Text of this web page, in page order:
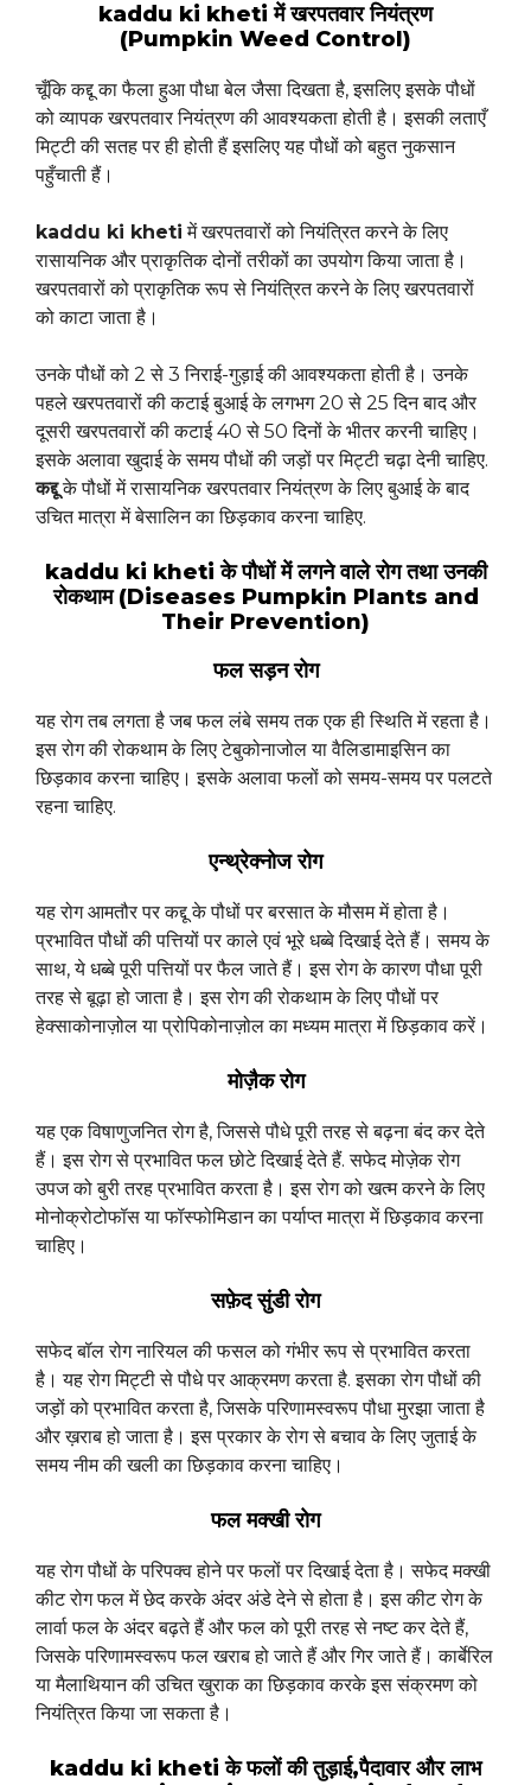
kaddu ki kheti में खरपतवार नियंत्रण
(Pumpkin Weed Control)
चूँकि कद्दू का फैला हुआ पौधा बेल जैसा दिखता है, इसलिए इसके पौधों
को व्यापक खरपतवार नियंत्रण की आवश्यकता होती है। इसकी लताएँ
मिट्टी की सतह पर ही होती हैं इसलिए यह पौधों को बहुत नुकसान
पहुँचाती हैं।
kaddu ki kheti में खरपतवारों को नियंत्रित करने के लिए
रासायनिक और प्राकृतिक दोनों तरीकों का उपयोग किया जाता है।
खरपतवारों को प्राकृतिक रूप से नियंत्रित करने के लिए खरपतवारों
को काटा जाता है।
उनके पौधों को 2 से 3 निराई-गुड़ाई की आवश्यकता होती है। उनके
पहले खरपतवारों की कटाई बुआई के लगभग 20 से 25 दिन बाद और
दूसरी खरपतवारों की कटाई 40 से 50 दिनों के भीतर करनी चाहिए।
इसके अलावा खुदाई के समय पौधों की जड़ों पर मिट्टी चढ़ा देनी चाहिए.
कद्दूके पौधों में रासायनिक खरपतवार नियंत्रण के लिए बुआई के बाद
उचित मात्रा में बेसालिन का छिड़काव करना चाहिए.
kaddu ki kheti के पौधों में लगने वाले रोग तथा उनकी
रोकथाम (Diseases Pumpkin Plants and
Their Prevention)
फल सड़न रोग
यह रोग तब लगता है जब फल लंबे समय तक एक ही स्थिति में रहता है।
इस रोग की रोकथाम के लिए टेबुकोनाजोल या वैलिडामाइसिन का
छिड़काव करना चाहिए। इसके अलावा फलों को समय-समय पर पलटते
रहना चाहिए.
एन्थ्रेक्नोज रोग
यह रोग आमतौर पर कद्दू के पौधों पर बरसात के मौसम में होता है।
प्रभावित पौधों की पत्तियों पर काले एवं भूरे धब्बे दिखाई देते हैं। समय के
साथ, ये धब्बे पूरी पत्तियों पर फैल जाते हैं। इस रोग के कारण पौधा पूरी
तरह से बूढ़ा हो जाता है। इस रोग की रोकथाम के लिए पौधों पर
हेक्साकोनाज़ोल या प्रोपिकोनाज़ोल का मध्यम मात्रा में छिड़काव करें।
मोज़ैक रोग
यह एक विषाणुजनित रोग है, जिससे पौधे पूरी तरह से बढ़ना बंद कर देते
हैं। इस रोग से प्रभावित फल छोटे दिखाई देते हैं. सफेद मोज़ेक रोग
उपज को बुरी तरह प्रभावित करता है। इस रोग को खत्म करने के लिए
मोनोक्रोटोफॉस या फॉस्फोमिडान का पर्याप्त मात्रा में छिड़काव करना
चाहिए।
सफ़ेद सुंडी रोग
सफेद बॉल रोग नारियल की फसल को गंभीर रूप से प्रभावित करता
है। यह रोग मिट्टी से पौधे पर आक्रमण करता है. इसका रोग पौधों की
जड़ों को प्रभावित करता है, जिसके परिणामस्वरूप पौधा मुरझा जाता है
और ख़राब हो जाता है। इस प्रकार के रोग से बचाव के लिए जुताई के
समय नीम की खली का छिड़काव करना चाहिए।
फल मक्खी रोग
यह रोग पौधों के परिपक्व होने पर फलों पर दिखाई देता है। सफेद मक्खी
कीट रोग फल में छेद करके अंदर अंडे देने से होता है। इस कीट रोग के
लार्वा फल के अंदर बढ़ते हैं और फल को पूरी तरह से नष्ट कर देते हैं,
जिसके परिणामस्वरूप फल खराब हो जाते हैं और गिर जाते हैं। कार्बेरिल
या मैलाथियान की उचित खुराक का छिड़काव करके इस संक्रमण को
नियंत्रित किया जा सकता है।
kaddu ki kheti के फलों की तुड़ाई,पैदावार और लाभ